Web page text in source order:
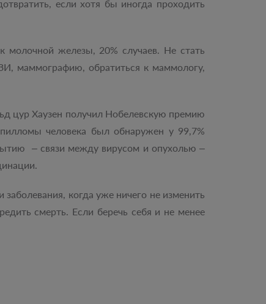
если хотя бы иногда проходить
молочной железы, 20% случаев. Не стать
маммографию, обратиться к маммологу,
цур Хаузен получил Нобелевскую премию
человека был обнаружен у 99,7%
– связи между вирусом и опухолью –
когда уже ничего не изменить
смерть. Если беречь себя и не менее